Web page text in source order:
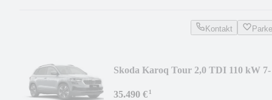
Kontakt
Skoda Karoq Tour 2,0 TDI 110 kW 7-
35.490 €¹